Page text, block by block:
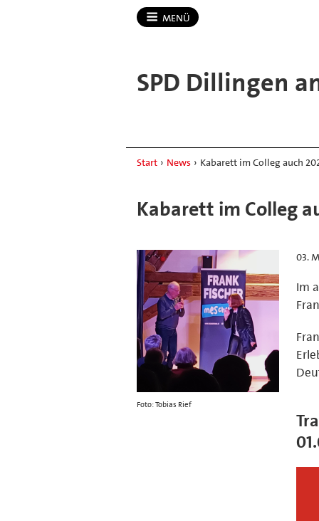
MENÜ
SPD Dillingen
Start › News › Kabarett im Colleg auch
Kabarett im Colleg
Foto: Tobias Rief
03.
Im